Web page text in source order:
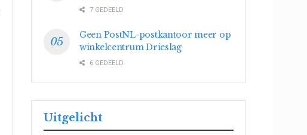
7 GEDEELD
Geen PostNL-postkantoor meer op
winkelcentrum Drieslag
6 GEDEELD
Uitgelicht